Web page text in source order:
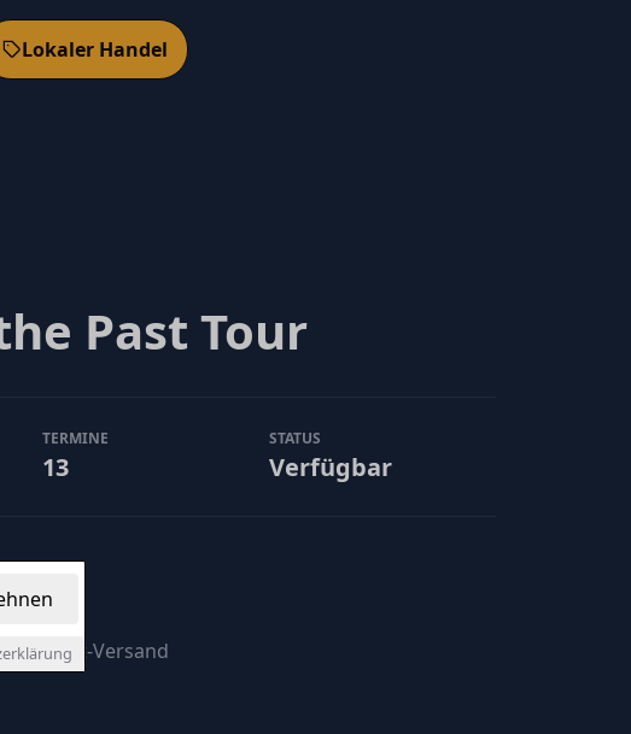
Lokaler Handel
Past Tour
TERMINE
13
STATUS
Verfügbar
Sofort-Versand